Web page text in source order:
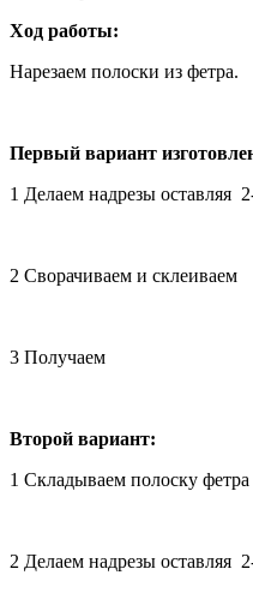
Ход работы:
Нарезаем полоски из фетра.
Первый вариант
1 Делаем надрезы оставляя
2 Сворачиваем и склеиваем
3 Получаем
Второй вариант:
1 Складываем полоску фетра
2 Делаем надрезы оставляя